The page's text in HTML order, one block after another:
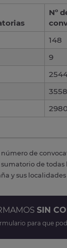
Nº
148
9
3558
2980
de
de todas
y sus localidades
SIN
para que